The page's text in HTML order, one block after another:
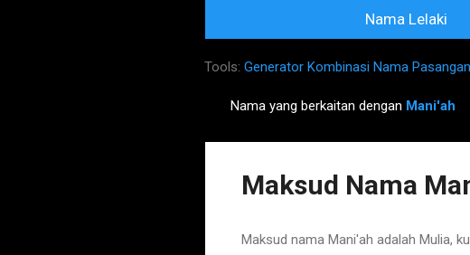
Nama Lelaki
Tools: Generator Kombinasi Nama Pasangan
o
Nama yang berkaitan dengan Mani'ah
Maksud Nama
Maksud nama Mani'ah adalah Mulia,